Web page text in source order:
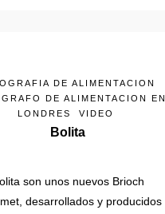
DE ALIMENTACION
DE ALIMENTACION EN
LONDRES
VIDEO
Bolita
son unos nuevos Brioch
desarrollados y producidos